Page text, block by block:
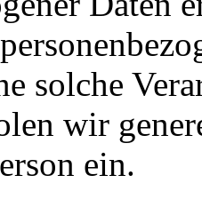
solche
wir
ein.